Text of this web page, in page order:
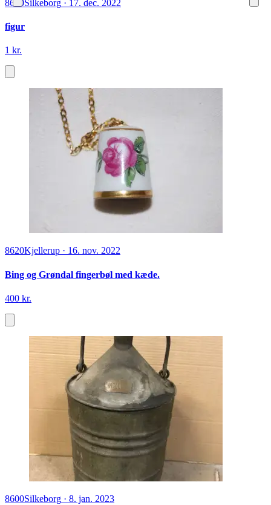
8600Silkeborg · 17. dec. 2022
figur
1 kr.
8620Kjellerup · 16. nov. 2022
Bing og Grøndal fingerbøl med kæde.
400 kr.
8600Silkeborg · 8. jan. 2023